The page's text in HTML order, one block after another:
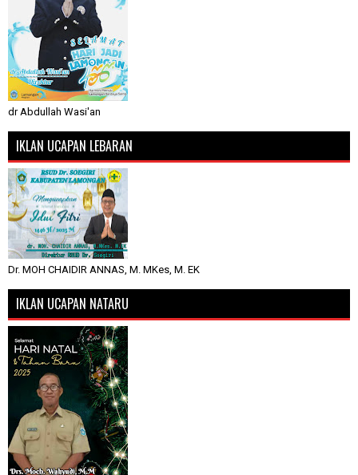
dr Abdullah Wasi'an
IKLAN UCAPAN LEBARAN
Dr. MOH CHAIDIR ANNAS, M. MKes, M. EK
IKLAN UCAPAN NATARU